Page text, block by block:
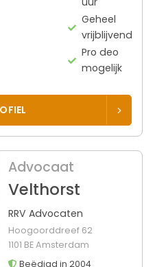
Geheel
vrijblijvend
Pro deo
mogelijk
Advocaat
Velthorst
RRV Advocaten
Hoogoorddreef 62
1101 BE Amsterdam
Beëdigd in 2004